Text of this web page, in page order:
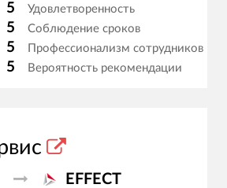
5 Удовлетворенность
5 Соблюдение сроков
5 Профессионализм сотрудников
5 Вероятность рекомендации
EFFECT